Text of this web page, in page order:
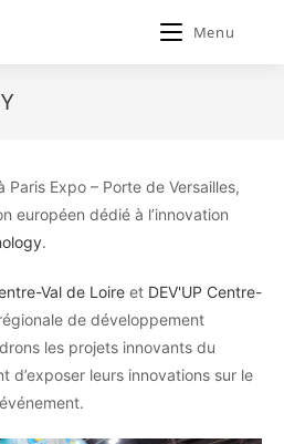
Menu
Paris Expo – Porte de Versailles,
européen dédié à l’innovation
.
Val de Loire et DEV'UP Centre-
de développement
les projets innovants du
d’exposer leurs innovations sur le